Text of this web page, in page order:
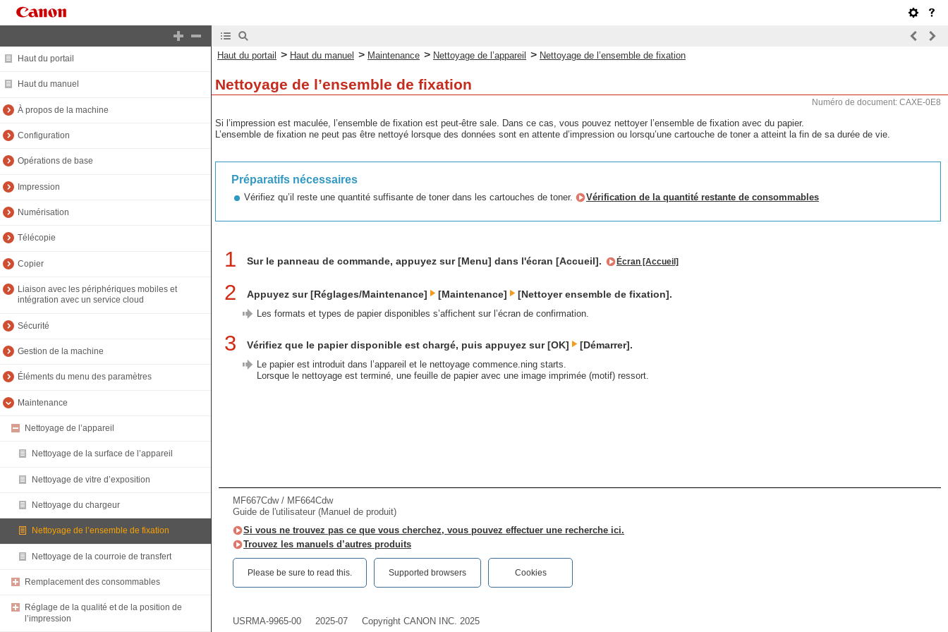
Haut du portail
Haut du manuel
À propos de la machine
Configuration
Opérations de base
Impression
Numérisation
Télécopie
Copier
Liaison avec les périphériques mobiles et
intégration avec un service cloud
Sécurité
Gestion de la machine
Éléments du menu des paramètres
Maintenance
Nettoyage de l’appareil
Nettoyage de la surface de l’appareil
Nettoyage de vitre d’exposition
Nettoyage du chargeur
Nettoyage de l’ensemble de fixation
Nettoyage de la courroie de transfert
Remplacement des consommables
Réglage de la qualité et de la position de
l’impression
Haut du portail > Haut du manuel > Maintenance > Nettoyage de l’appareil > Nettoyage de l’ensemble de fixation
Nettoyage de l’ensemble de fixation
Numéro de document: CAXE-0E8
Si l’impression est maculée, l’ensemble de fixation est peut-être sale. Dans ce cas, vous pouvez nettoyer l’ensemble de fixation avec du papier.
L’ensemble de fixation ne peut pas être nettoyé lorsque des données sont en attente d’impression ou lorsqu’une cartouche de toner a atteint la fin de sa durée de vie.
Préparatifs nécessaires
Vérifiez qu’il reste une quantité suffisante de toner dans les cartouches de toner. Vérification de la quantité restante de consommables
1 Sur le panneau de commande, appuyez sur [Menu] dans l'écran [Accueil]. Écran [Accueil]
2 Appuyez sur [Réglages/Maintenance] [Maintenance] [Nettoyer ensemble de fixation].
Les formats et types de papier disponibles s’affichent sur l’écran de confirmation.
3 Vérifiez que le papier disponible est chargé, puis appuyez sur [OK] [Démarrer].
Le papier est introduit dans l’appareil et le nettoyage commence.ning starts.
Lorsque le nettoyage est terminé, une feuille de papier avec une image imprimée (motif) ressort.
MF667Cdw / MF664Cdw
Guide de l'utilisateur (Manuel de produit)
Si vous ne trouvez pas ce que vous cherchez, vous pouvez effectuer une recherche ici.
Trouvez les manuels d’autres produits
Please be sure to read this.‎ Supported browsers Cookies
USRMA-9965-00 2025-07 Copyright CANON INC. 2025